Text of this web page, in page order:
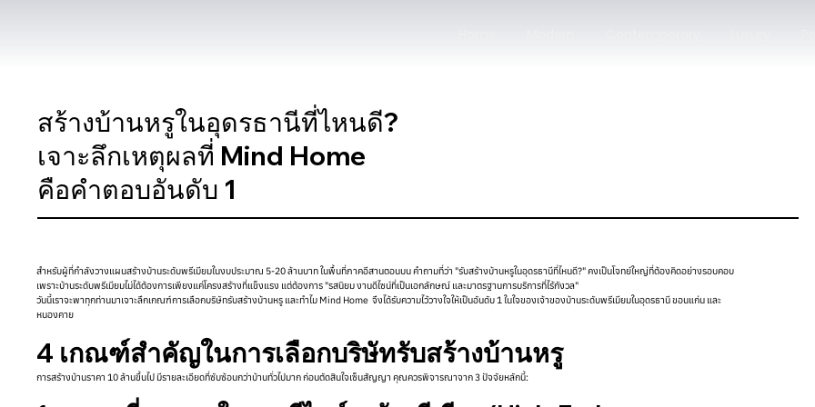
สำหรับผู้ที่กำลังวางแผนสร้างบ้านระดับพรีเมียมในงบประมาณ 5-20 ล้านบาท ในพื้นที่ภาคอีสานตอนบน คำถามที่ว่า "รับสร้างบ้านหรูในอุดรธานีที่ไหนดี?" คงเป็นโจทย์ใหญ่ที่ต้องคิดอย่างรอบคอบ
เพราะบ้านระดับพรีเมียมไม่ได้ต้องการเพียงแค่โครงสร้างที่แข็งแรง แต่ต้องการ "รสนิยม งานดีไซน์ที่เป็นเอกลักษณ์ และมาตรฐานการบริการที่ไร้กังวล"
วันนี้เราจะพาทุกท่านมาเจาะลึกเกณฑ์การเลือกบริษัทรับสร้างบ้านหรู และทำไม Mind Home จึงได้รับความไว้วางใจให้เป็นอันดับ 1 ในใจของเจ้าของบ้านระดับพรีเมียมในอุดรธานี ขอนแก่น และ
หนองคาย
4 เกณฑ์สำคัญในการเลือกบริษัทรับสร้างบ้านหรู
การสร้างบ้านราคา 10 ล้านขึ้นไป มีรายละเอียดที่ซับซ้อนกว่าบ้านทั่วไปมาก ก่อนตัดสินใจเซ็นสัญญา คุณควรพิจารณาจาก 3 ปัจจัยหลักนี้:
สร้างบ้านหรูในอุดรธานีที่ไหนดี?
เจาะลึกเหตุผลที่ Mind Home
คือคำตอบอันดับ 1